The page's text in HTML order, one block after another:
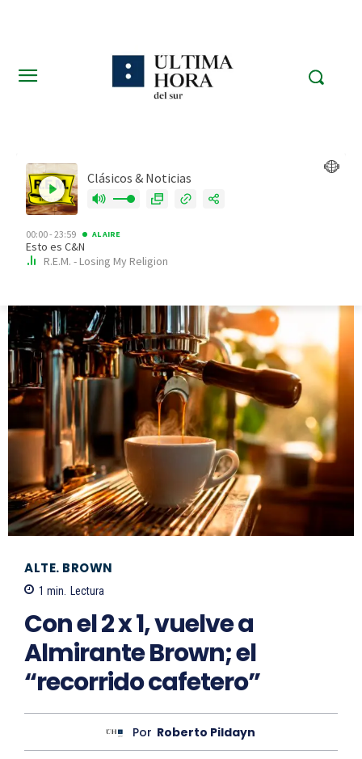
ALTE. BROWN
1 min. Lectura
Con el 2 x 1, vuelve a
Almirante Brown; el
“recorrido cafetero”
Por Roberto Pildayn